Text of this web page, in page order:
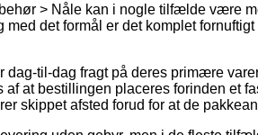
> Nåle kan i nogle tilfælde være
med det formål er det komplet
dag-til-dag fragt på deres primære
af at bestillingen placeres forinden et
skippet afsted forud for at de